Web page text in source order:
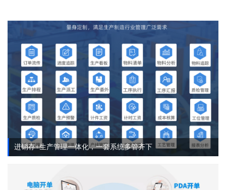
进销存+生产管理一体化，一套系统多管齐下